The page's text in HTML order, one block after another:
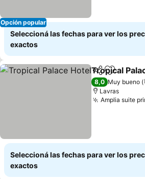
Opción popular
Seleccioná las fechas para ver los
exactos
Compartir
Añadir a
Tropical
8,0 Muy bueno
Lavras
Amplia suite
Seleccioná las fechas para ver los
exactos